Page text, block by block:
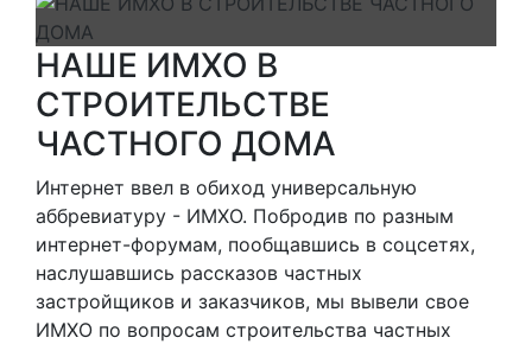
НАШЕ ИМХО В
СТРОИТЕЛЬСТВЕ
ЧАСТНОГО ДОМА
Интернет ввел в обиход универсальную
аббревиатуру - ИМХО. Побродив по разным
интернет-форумам, пообщавшись в соцсетях,
наслушавшись рассказов частных
застройщиков и заказчиков, мы вывели свое
ИМХО по вопросам строительства частных